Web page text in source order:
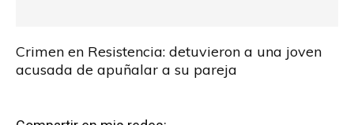
Crimen en Resistencia: detuvieron a una joven
acusada de apuñalar a su pareja